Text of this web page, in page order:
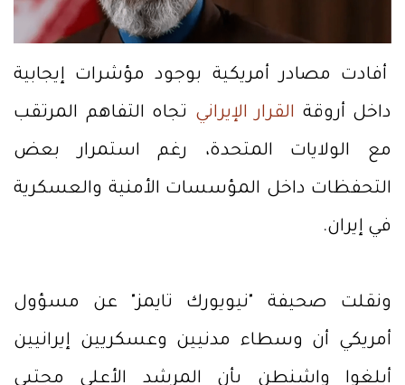
أفادت مصادر أمريكية بوجود مؤشرات إيجابية
داخل أروقة القرار الإيراني تجاه التفاهم المرتقب
مع الولايات المتحدة، رغم استمرار بعض
التحفظات داخل المؤسسات الأمنية والعسكرية
في إيران.
ونقلت صحيفة "نيويورك تايمز" عن مسؤول
أمريكي أن وسطاء مدنيين وعسكريين إيرانيين
أبلغوا واشنطن بأن المرشد الأعلى مجتبى